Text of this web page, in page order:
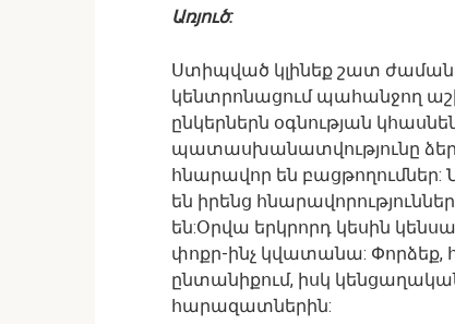
Առյուծ:
Ստիպված կլինեք շատ
կենտրոնացում պահանջող
ընկերներն օգնության
պատասխանատվությունը ձեր
հնարավոր են բացթողումներ:
են իրենց
են:Օրվա երկրորդ կեսին
փոքր-ինչ կվատանա:
ընտանիքում, իսկ
հարազատներին: